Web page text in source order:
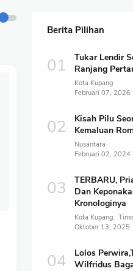
Berita Pilihan
Tukar Lendir
Ranjang
Kota Kupang
Februari 07, 2026
Kisah Pilu
Kemaluan
Nusantara
Februari 02, 2024
TERBARU,
Dan
Kronologinya
Kota Kupang
Oktober 13, 2025
Lolos
Wilfridus